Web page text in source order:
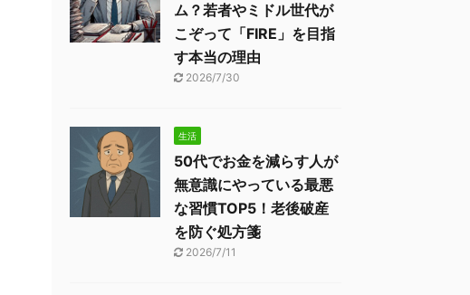
ム？若者やミドル世代が
こぞって「FIRE」を目指
す本当の理由
2026/7/30
生活
50代でお金を減らす人が
無意識にやっている最悪
な習慣TOP5！老後破産
を防ぐ処方箋
2026/7/11